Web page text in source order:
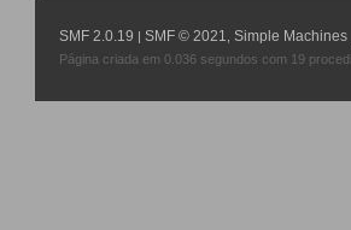
SMF 2.0.19 |SMF © 2021 ,Simple Machines
Página criada em 0.036 segundos com 19